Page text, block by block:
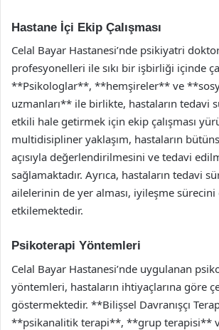
Hastane İçi Ekip Çalışması
Celal Bayar Hastanesi’nde psikiyatri
profesyonelleri ile sıkı bir işbirliği içinde
**Psikologlar**, **hemşireler** ve
uzmanları** ile birlikte, hastaların tedavi
etkili hale getirmek için ekip çalışması
multidisipliner yaklaşım, hastaların
açısıyla değerlendirilmesini ve tedavi
sağlamaktadır. Ayrıca, hastaların tedavi
ailelerinin de yer alması, iyileşme
etkilemektedir.
Psikoterapi Yöntemleri
Celal Bayar Hastanesi’nde uygulanan
yöntemleri, hastaların ihtiyaçlarına göre
göstermektedir. **Bilişsel Davranışçı
**psikanalitik terapi**, **grup terapisi**